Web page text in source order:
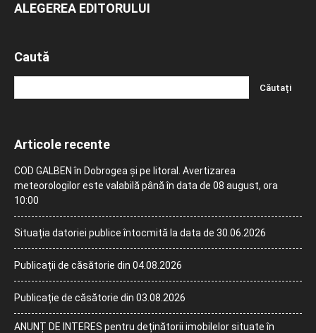
ALEGEREA EDITORULUI
Caută
Articole recente
COD GALBEN în Dobrogea și pe litoral. Avertizarea
meteorologilor este valabilă până în data de 08 august, ora
10:00
Situația datoriei publice întocmită la data de 30.06.2026
Publicații de căsătorie din 04.08.2026
Publicație de căsătorie din 03.08.2026
ANUNȚ DE INTERES pentru deținătorii imobilelor situate în